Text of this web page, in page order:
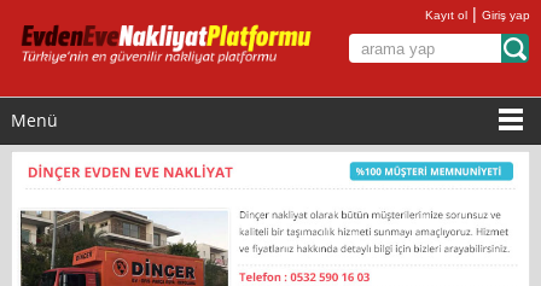
Kayıt ol |Giriş yap
Menü